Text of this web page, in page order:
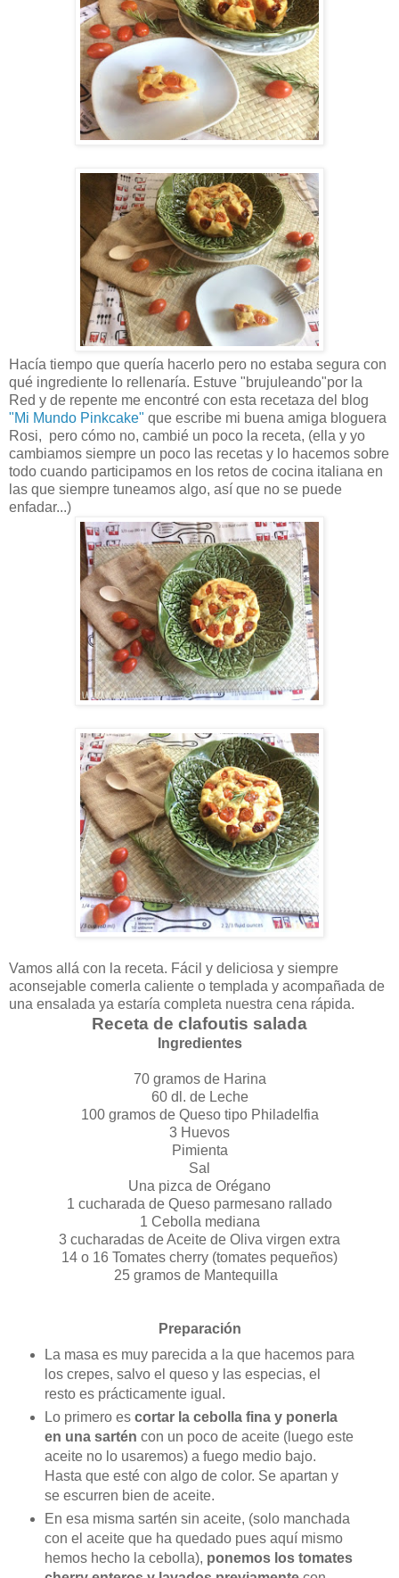
Hacía tiempo que quería hacerlo pero no estaba segura con
qué ingrediente lo rellenaría. Estuve "brujuleando"por la
Red y de repente me encontré con esta recetaza del blog
"Mi Mundo Pinkcake" que escribe mi buena amiga bloguera
Rosi, pero cómo no, cambié un poco la receta, (ella y yo
cambiamos siempre un poco las recetas y lo hacemos sobre
todo cuando participamos en los retos de cocina italiana en
las que siempre tuneamos algo, así que no se puede
enfadar...)
Vamos allá con la receta. Fácil y deliciosa y siempre
aconsejable comerla caliente o templada y acompañada de
una ensalada ya estaría completa nuestra cena rápida.
Receta de clafoutis salada
Ingredientes
70 gramos de Harina
60 dl. de Leche
100 gramos de Queso tipo Philadelfia
3 Huevos
Pimienta
Sal
Una pizca de Orégano
1 cucharada de Queso parmesano rallado
1 Cebolla mediana
3 cucharadas de Aceite de Oliva virgen extra
14 o 16 Tomates cherry (tomates pequeños)
25 gramos de Mantequilla
Preparación
La masa es muy parecida a la que hacemos para
los crepes, salvo el queso y las especias, el
resto es prácticamente igual.
Lo primero es cortar la cebolla fina y ponerla
en una sartén con un poco de aceite (luego este
aceite no lo usaremos) a fuego medio bajo.
Hasta que esté con algo de color. Se apartan y
se escurren bien de aceite.
En esa misma sartén sin aceite, (solo manchada
con el aceite que ha quedado pues aquí mismo
hemos hecho la cebolla), ponemos los tomates